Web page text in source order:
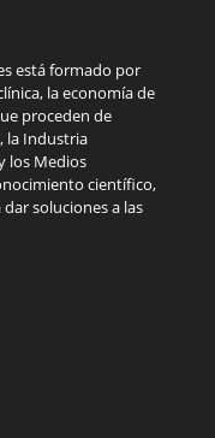
está formado por
la economía de
proceden de
la Industria
los Medios
científico,
soluciones a las